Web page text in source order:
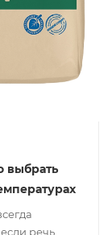
выбрать
речь